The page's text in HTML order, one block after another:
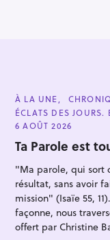
C
A
T
E
O
R
E
À LA UNE
ÉCLATS DES JOURS.
6 AOÛT 2026
Ta Parole est
"Ma parole, qui sort
résultat, sans avoir
mission" (Isaïe 55,
façonne, nous
offert par Christine